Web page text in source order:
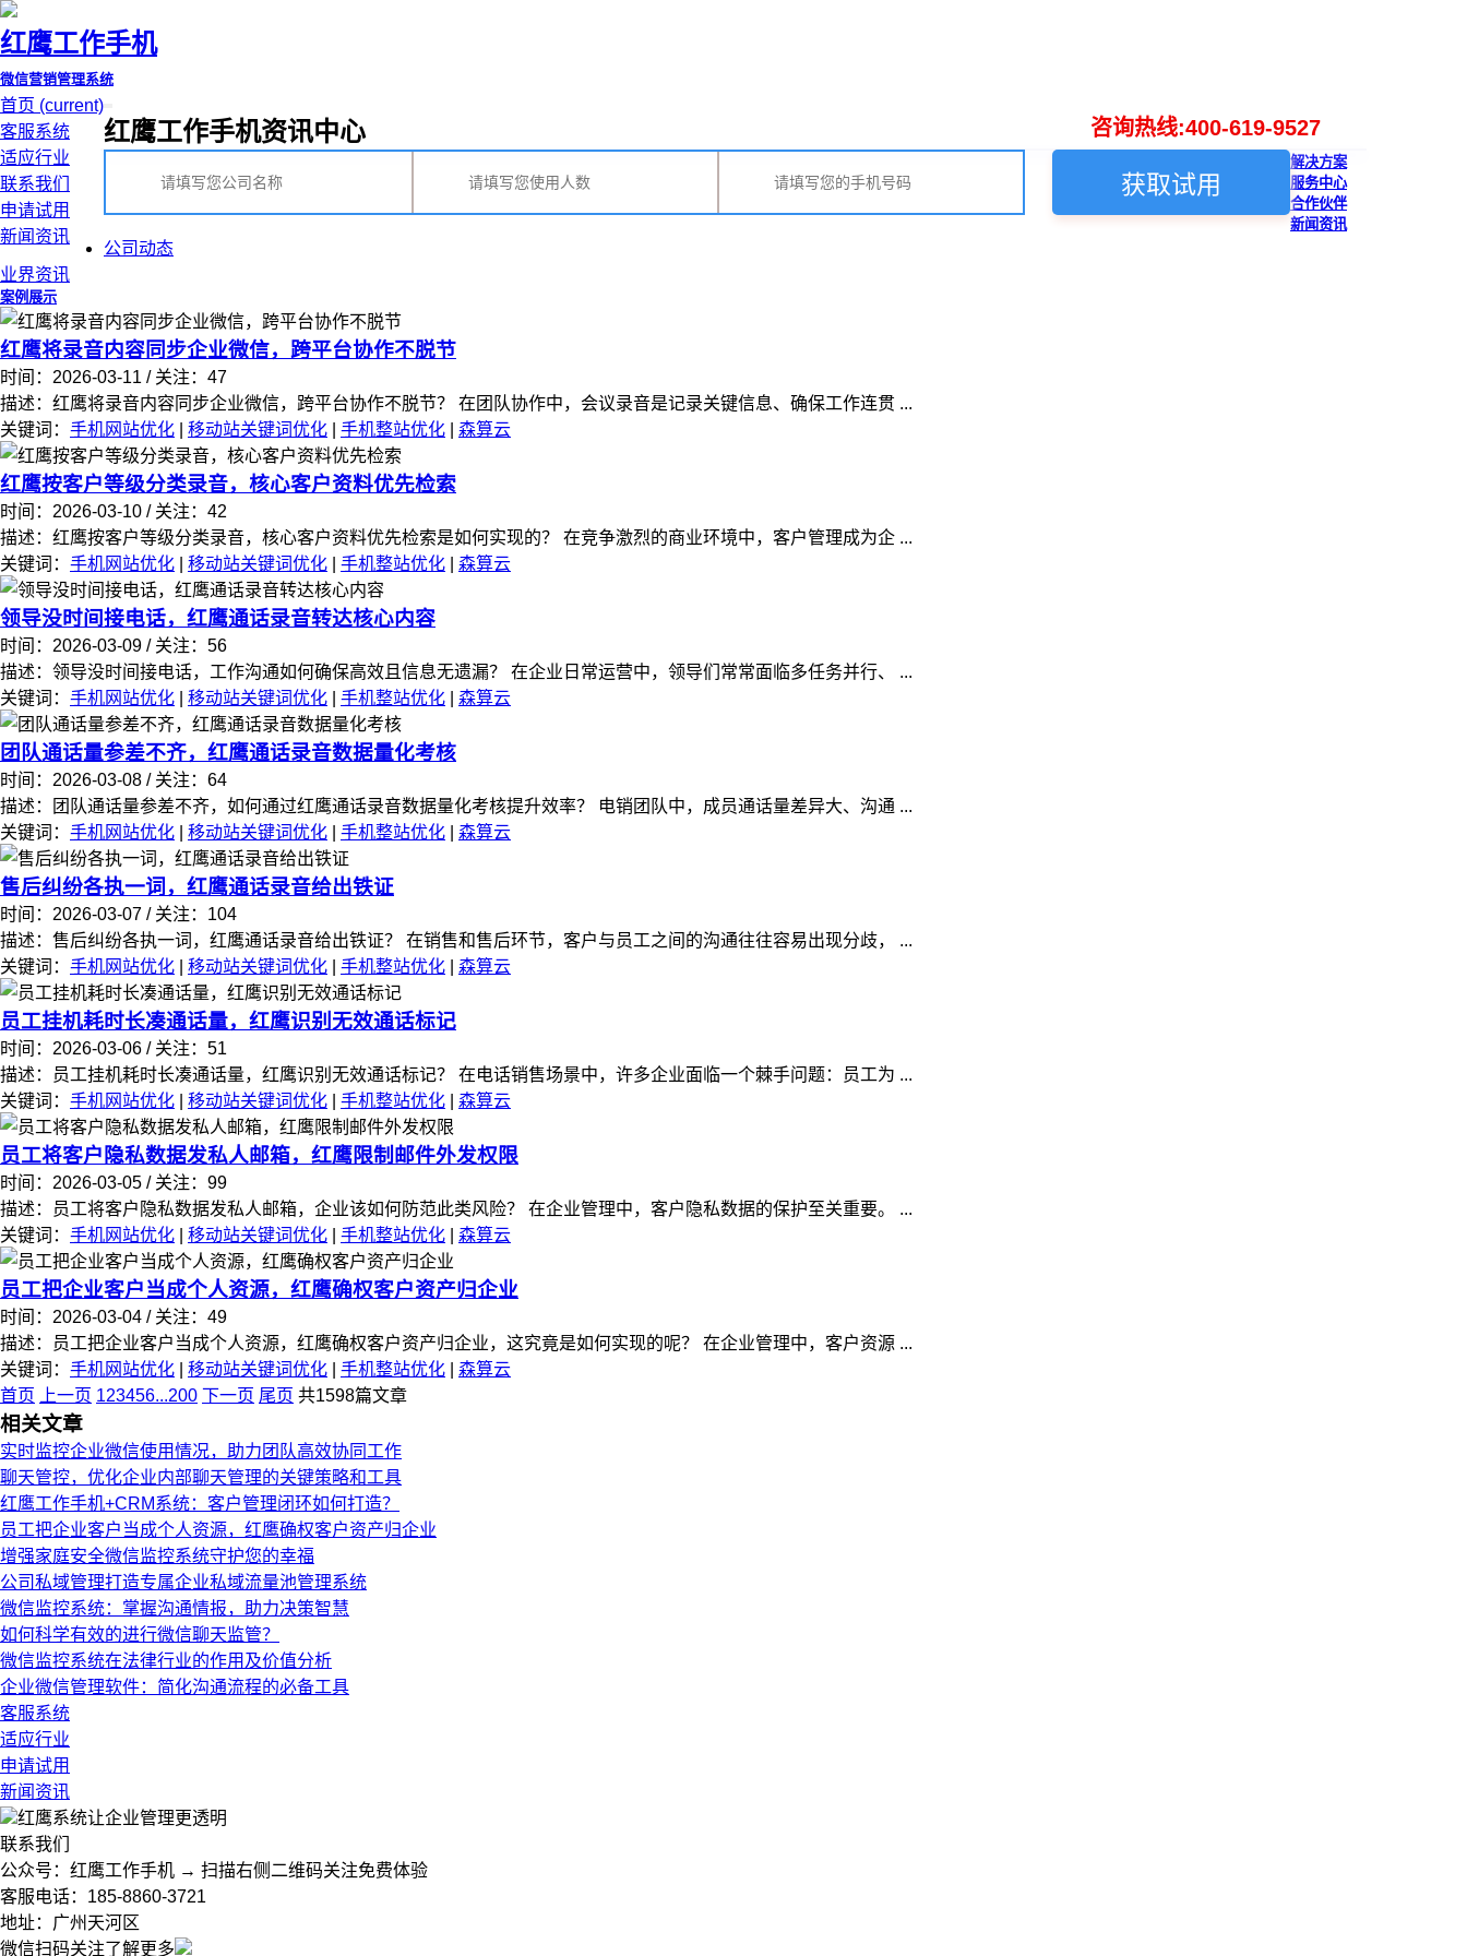
红鹰工作手机
微信营销管理系统
首页 (current)
客服系统
适应行业
联系我们
申请试用
新闻资讯
咨询热线:400-619-9527
红鹰工作手机资讯中心
获取试用
解决方案
服务中心
合作伙伴
新闻资讯
公司动态
业界资讯
案例展示
红鹰将录音内容同步企业微信，跨平台协作不脱节
时间：2026-03-11 / 关注：47
描述：红鹰将录音内容同步企业微信，跨平台协作不脱节？ 在团队协作中，会议录音是记录关键信息、确保工作连贯 ...
关键词： 手机网站优化 移动站关键词优化 手机整站优化 森算云
红鹰按客户等级分类录音，核心客户资料优先检索
时间：2026-03-10 / 关注：42
描述：红鹰按客户等级分类录音，核心客户资料优先检索是如何实现的？ 在竞争激烈的商业环境中，客户管理成为企 ...
关键词： 手机网站优化 移动站关键词优化 手机整站优化 森算云
领导没时间接电话，红鹰通话录音转达核心内容
时间：2026-03-09 / 关注：56
描述：领导没时间接电话，工作沟通如何确保高效且信息无遗漏？ 在企业日常运营中，领导们常常面临多任务并行、 ...
关键词： 手机网站优化 移动站关键词优化 手机整站优化 森算云
团队通话量参差不齐，红鹰通话录音数据量化考核
时间：2026-03-08 / 关注：64
描述：团队通话量参差不齐，如何通过红鹰通话录音数据量化考核提升效率？ 电销团队中，成员通话量差异大、沟通 ...
关键词： 手机网站优化 移动站关键词优化 手机整站优化 森算云
售后纠纷各执一词，红鹰通话录音给出铁证
时间：2026-03-07 / 关注：104
描述：售后纠纷各执一词，红鹰通话录音给出铁证？ 在销售和售后环节，客户与员工之间的沟通往往容易出现分歧， ...
关键词： 手机网站优化 移动站关键词优化 手机整站优化 森算云
员工挂机耗时长凑通话量，红鹰识别无效通话标记
时间：2026-03-06 / 关注：51
描述：员工挂机耗时长凑通话量，红鹰识别无效通话标记？ 在电话销售场景中，许多企业面临一个棘手问题：员工为 ...
关键词： 手机网站优化 移动站关键词优化 手机整站优化 森算云
员工将客户隐私数据发私人邮箱，红鹰限制邮件外发权限
时间：2026-03-05 / 关注：99
描述：员工将客户隐私数据发私人邮箱，企业该如何防范此类风险？ 在企业管理中，客户隐私数据的保护至关重要。 ...
关键词： 手机网站优化 移动站关键词优化 手机整站优化 森算云
员工把企业客户当成个人资源，红鹰确权客户资产归企业
时间：2026-03-04 / 关注：49
描述：员工把企业客户当成个人资源，红鹰确权客户资产归企业，这究竟是如何实现的呢？ 在企业管理中，客户资源 ...
关键词： 手机网站优化 移动站关键词优化 手机整站优化
森算云
首页
上一页 123456...200 下一页 尾页 共1598篇文章
相关文章
实时监控企业微信使用情况，助力团队高效协同工作
聊天管控，优化企业内部聊天管理的关键策略和工具
红鹰工作手机+CRM系统：客户管理闭环如何打造？
员工把企业客户当成个人资源，红鹰确权客户资产归企业
增强家庭安全微信监控系统守护您的幸福
公司私域管理打造专属企业私域流量池管理系统
微信监控系统：掌握沟通情报，助力决策智慧
如何科学有效的进行微信聊天监管？
微信监控系统在法律行业的作用及价值分析
企业微信管理软件：简化沟通流程的必备工具
客服系统
适应行业
申请试用
新闻资讯
红鹰系统让企业管理更透明
联系我们
公众号：红鹰工作手机 → 扫描右侧二维码关注免费体验
客服电话：185-8860-3721
地址：广州天河区
微信扫码关注了解更多